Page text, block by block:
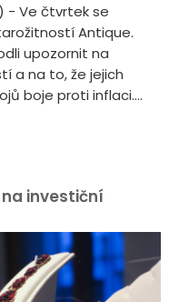
- Ve čtvrtek se
Antique.
upozornit na
a na to, že jejich
boje proti inflaci....
investiční